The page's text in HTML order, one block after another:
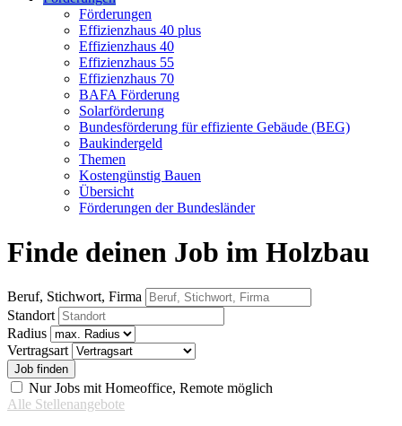
Förderungen
Effizienzhaus 40 plus
Effizienzhaus 40
Effizienzhaus 55
Effizienzhaus 70
BAFA Förderung
Solarförderung
Bundesförderung für effiziente Gebäude (BEG)
Baukindergeld
Themen
Kostengünstig Bauen
Übersicht
Förderungen der Bundesländer
Finde deinen Job im Holzbau
Beruf, Stichwort, Firma
Standort
Radius
Vertragsart
Nur Jobs mit Homeoffice, Remote möglich
Alle Stellenangebote